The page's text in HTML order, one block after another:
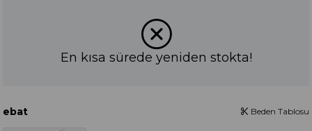
En kısa sürede yeniden stokta!
ebat Beden Tablosu